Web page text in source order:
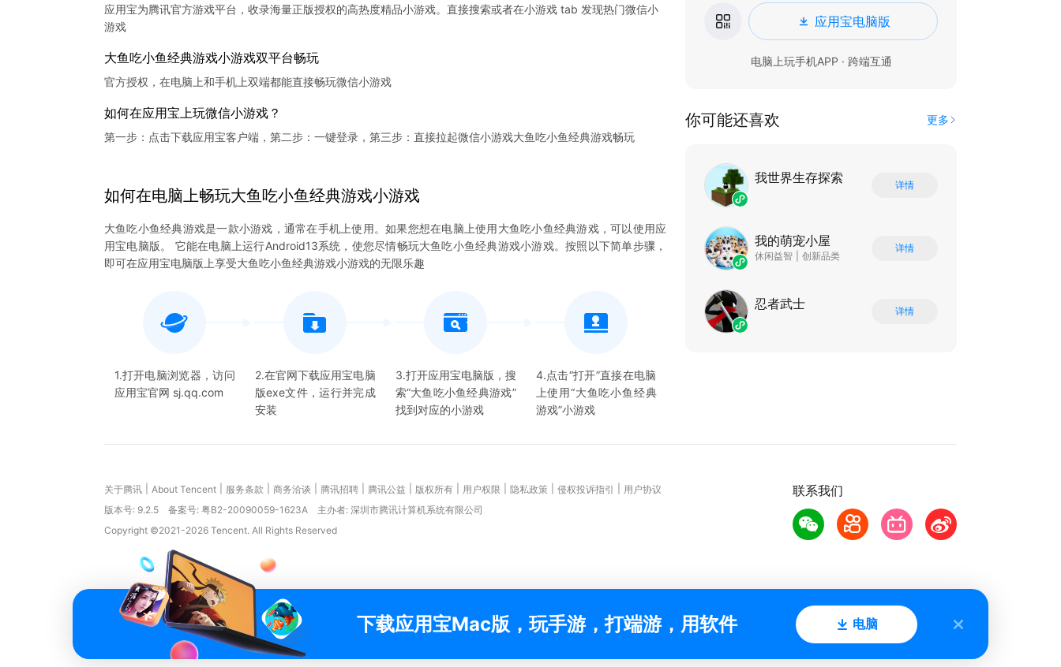
应用宝为腾讯官方游戏平台，收录海量正版授权的高热度精品小游戏。直接搜索或者在小游戏 tab 发现热门微信小
大鱼吃小鱼经典游戏小游戏双平台畅玩
官方授权，在电脑上和手机上双端都能直接畅玩微信小游戏
如何在应用宝上玩微信小游戏？
第一步：点击下载应用宝客户端，第二步：一键登录，第三步：直接拉起微信小游戏大鱼吃小鱼经典游戏畅玩
如何在电脑上畅玩大鱼吃小鱼经典游戏小游戏
大鱼吃小鱼经典游戏是一款小游戏，通常在手机上使用。如果您想在电脑上使用大鱼吃小鱼经典游戏，可以使用应
用宝电脑版。 它能在电脑上运行Android13系统，使您尽情畅玩大鱼吃小鱼经典游戏小游戏。按照以下简单步骤，
即可在应用宝电脑版上享受大鱼吃小鱼经典游戏小游戏的无限乐趣
1.打开电脑浏览器，访问
应用宝官网 sj.qq.com
2.在官网下载应用宝电脑
版exe文件，运行并完成
安装
3.打开应用宝电脑版，搜
索“大鱼吃小鱼经典游戏”
找到对应的小游戏
4.点击“打开”直接在电脑
上使用“大鱼吃小鱼经典
游戏”小游戏
应用宝电脑版
电脑上玩手机APP · 跨端互通
你可能还喜欢 更多
我世界生存探索 详情
我的萌宠小屋
休闲益智 创新品类
详情
忍者武士 详情
联系我们
关于腾讯 About Tencent 服务条款 商务洽谈 腾讯招聘 腾讯公益 版权所有 用户权限 隐私政策 侵权投诉指引
用户协议
版本号: 9.2.5 备案号: 粤B2-20090059-1623A
主办者: 深圳市腾讯计算机系统有限公司
Copyright ©2021-2026 Tencent. All Rights Reserved
下载应用宝Mac版，玩手游，打端游，用软件 电脑